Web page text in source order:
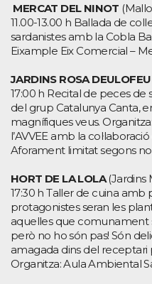
MERCAT DEL NINOT
11.00-13.00 h Ballada de
sardanistes amb la Cobla
Eixample Eix Comercial –
JARDINS ROSA DEULOFEU
17:00 h Recital de peces de
del grup Catalunya Canta,
magnífiques veus.
l’AVVEE amb la
Aforament limitat segons
HORT DE LA LOLA(Jardins
17:30 h Taller de cuina
protagonistes seran les
aquelles que comunament
però no ho són pas! Són
amagada dins del receptari
Organitza: Aula Ambiental